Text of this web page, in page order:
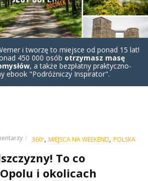
i tworzę to miejsce od ponad 15 lat!
450 000 osób otrzymasz masę
, a także bezpłatny praktyczno-
ebook "Podróżniczy Inspirator".
360º, MIEJSCA NA WEEKEND, POLSKA
To co
i okolicach